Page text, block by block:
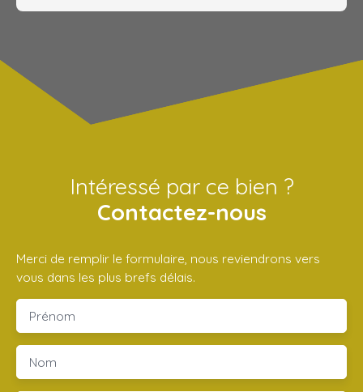
Intéressé par ce bien ?
Contactez-nous
Merci de remplir le formulaire, nous reviendrons vers
vous dans les plus brefs délais.
Prénom
Nom